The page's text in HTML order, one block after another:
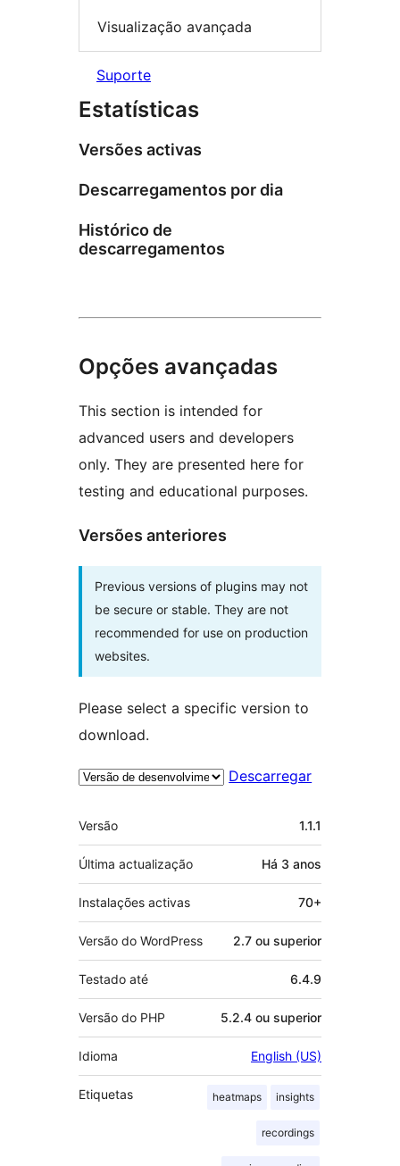
Visualização avançada
Suporte
Estatísticas
Versões activas
Descarregamentos por dia
Histórico de
descarregamentos
Opções avançadas
This section is intended for
advanced users and developers
only. They are presented here for
testing and educational purposes.
Versões anteriores
Previous versions of plugins may not
be secure or stable. They are not
recommended for use on production
websites.
Please select a specific version to
download.
Descarregar
Metadados
Versão 1.1.1
Última actualização Há 3 anos
Instalações activas 70+
Versão do WordPress 2.7 ou superior
Testado até 6.4.9
Versão do PHP 5.2.4 ou superior
Idioma English (US)
Etiquetas heatmaps insights
recordings